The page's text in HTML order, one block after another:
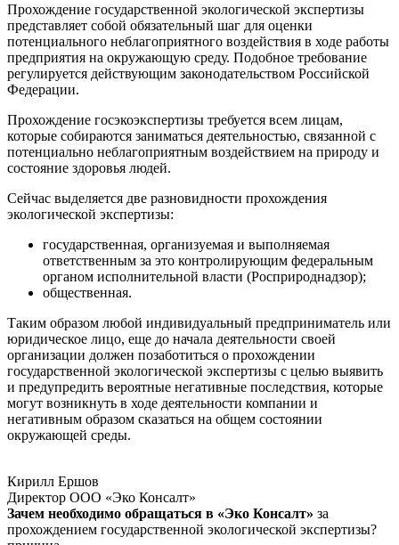
Прохождение государственной экологической экспертизы
представляет собой обязательный шаг для оценки
потенциального неблагоприятного воздействия в ходе работы
предприятия на окружающую среду. Подобное требование
регулируется действующим законодательством Российской
Федерации.
Прохождение госэкоэкспертизы требуется всем лицам,
которые собираются заниматься деятельностью, связанной с
потенциально неблагоприятным воздействием на природу и
состояние здоровья людей.
Сейчас выделяется две разновидности прохождения
экологической экспертизы:
государственная, организуемая и выполняемая
ответственным за это контролирующим федеральным
органом исполнительной власти (Росприроднадзор);
общественная.
Таким образом любой индивидуальный предприниматель или
юридическое лицо, еще до начала деятельности своей
организации должен позаботиться о прохождении
государственной экологической экспертизы с целью выявить
и предупредить вероятные негативные последствия, которые
могут возникнуть в ходе деятельности компании и
негативным образом сказаться на общем состоянии
окружающей среды.
Кирилл Ершов
Директор ООО «Эко Консалт»
Зачем необходимо обращаться в «Эко Консалт» за
прохождением государственной экологической экспертизы?